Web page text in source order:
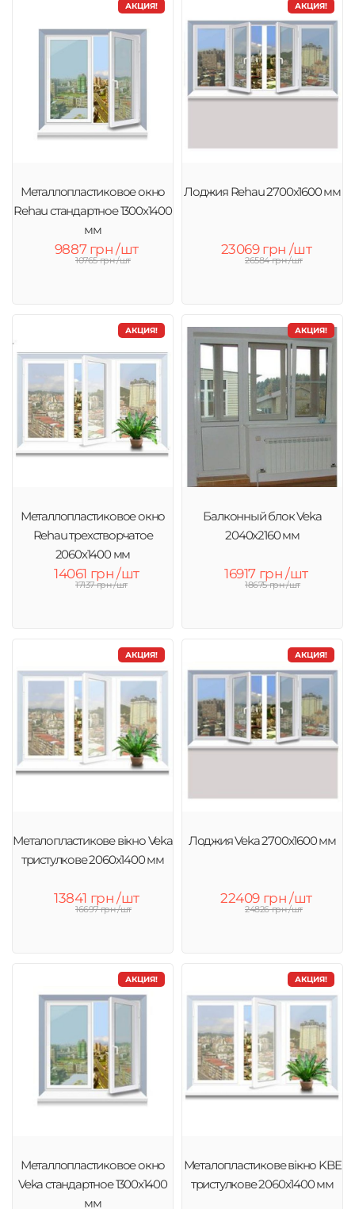
АКЦИЯ!
Металлопластиковое окно
Rehau стандартное 1300x1400
мм
9887 грн /шт
10765 грн /шт
АКЦИЯ!
Лоджия Rehau 2700х1600 мм
23069 грн /шт
26584 грн /шт
АКЦИЯ!
Металлопластиковое окно
Rehau трехстворчатое
2060х1400 мм
14061 грн /шт
17137 грн /шт
АКЦИЯ!
Балконный блок Veka
2040x2160 мм
16917 грн /шт
18675 грн /шт
АКЦИЯ!
Металопластикове вікно Veka
тристулкове 2060х1400 мм
13841 грн /шт
16697 грн /шт
АКЦИЯ!
Лоджия Veka 2700х1600 мм
22409 грн /шт
24826 грн /шт
АКЦИЯ!
Металлопластиковое окно
Veka стандартное 1300x1400
мм
АКЦИЯ!
Металопластикове вікно KBE
тристулкове 2060х1400 мм